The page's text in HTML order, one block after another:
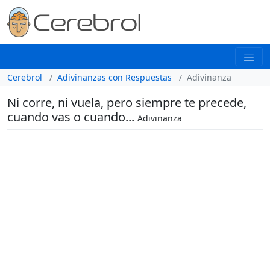
Cerebrol Adivinanzas con Respuestas Adivinanza
Ni corre, ni vuela, pero siempre te precede,
cuando vas o cuando... Adivinanza